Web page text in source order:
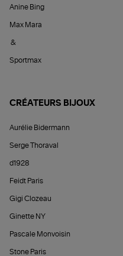
Anine Bing
Max Mara
&
Sportmax
CRÉATEURS BIJOUX
Aurélie Bidermann
Serge Thoraval
d1928
Feidt Paris
Gigi Clozeau
Ginette NY
Pascale Monvoisin
Stone Paris